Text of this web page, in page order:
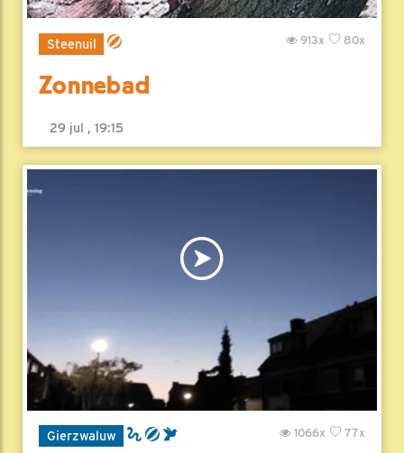
Steenuil 80x
913x
Zonnebad
29 jul , 19:15
Gierzwaluw 77x
1066x